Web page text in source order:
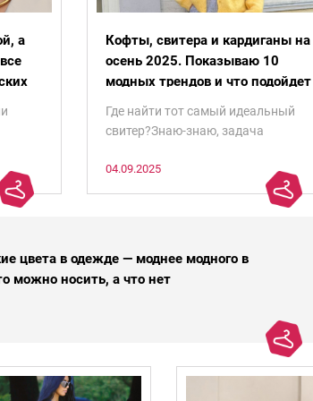
а
Кофты, свитера и кардиганы на
осень 2025. Показываю 10
модных трендов и что подойдет
полным
Где найти тот самый идеальный
свитер?Знаю-знаю, задача
и не превращал в бесформенное
нечто, и стройнил, и был в тренде…
Голова кругом!Спокойно, без
04.09.2025
цвета в одежде — моднее модного в
можно носить, а что нет